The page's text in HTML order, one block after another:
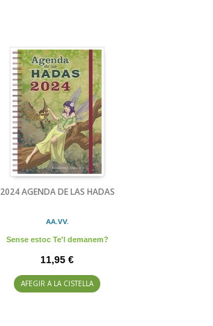
2024 AGENDA DE LAS HADAS
AA.VV.
Sense estoc Te'l demanem?
11,95 €
AFEGIR A LA CISTELLA